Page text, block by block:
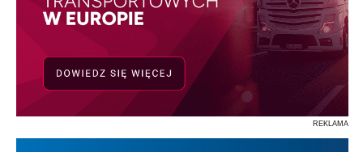
REKLAMA